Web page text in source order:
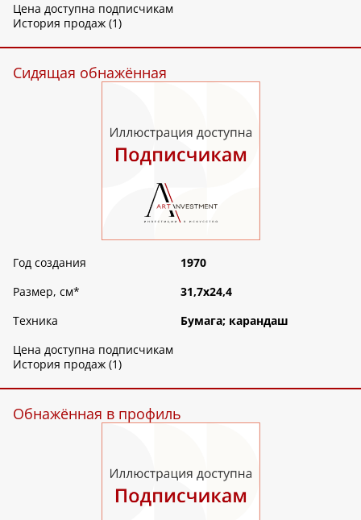
Цена доступна подписчикам
История продаж (1)
Сидящая обнажённая
Год создания
1970
Размер, см*
31,7х24,4
Техника
Бумага; карандаш
Цена доступна подписчикам
История продаж (1)
Обнажённая в профиль